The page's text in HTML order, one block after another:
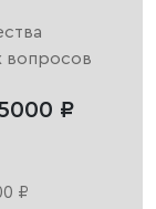
вопросов
₽
₽